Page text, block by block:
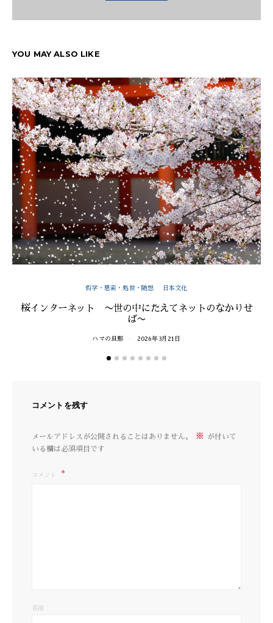
YOU MAY ALSO LIKE
哲学・思索・処世・随想 日本文化
桜インターネット 〜世の中にたえてネットのなかりせ
ば〜
ハマの旦那 2026年3月21日
コメントを残す
メールアドレスが公開されることはありません。 ※
が付いて
いる欄は必須項目です
コメント
名前